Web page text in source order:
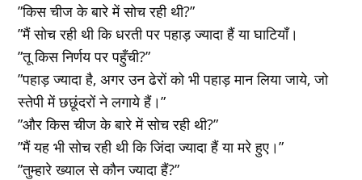
”किस चीज के बारे में सोच रही थी?”
”मैं सोच रही थी कि धरती पर पहाड़ ज्यादा हैं या घाटियॉं।
”तू किस निर्णय पर पहुँची?”
”पहाड़ ज्‍यादा है, अगर उन ढेरों को भी पहाड़ मान लिया जाये, जो
स्‍तेपी में छछूंदरों ने लगाये हैं।”
”और किस चीज के बारे में सोच रही थी?”
”मैं यह भी सोच रही थी कि जिंदा ज्‍यादा हैं या मरे हुए।”
”तुम्‍हारे ख्‍याल से कौन ज्यादा हैं?”